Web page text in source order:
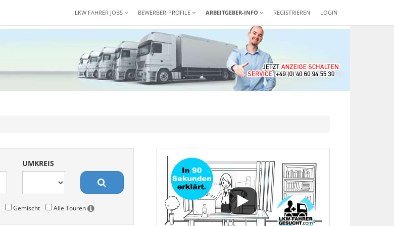
REGISTRIEREN LOGIN
LKW FAHRER JOBS BEWERBER-PROFILE ARBEITGEBER-INFO
UMKREIS
Gemischt Alle Touren